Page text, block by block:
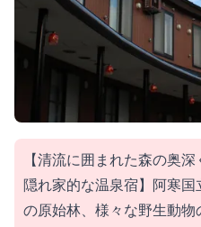
【清流に囲まれた森の奥
隠れ家的な温泉宿】阿寒
の原始林、様々な野生動物